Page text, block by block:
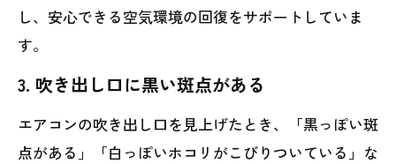
し、安心できる空気環境の回復をサポートしていま
す。
3. 吹き出し口に黒い斑点がある
エアコンの吹き出し口を見上げたとき、「黒っぽい斑
点がある」「白っぽいホコリがこびりついている」な